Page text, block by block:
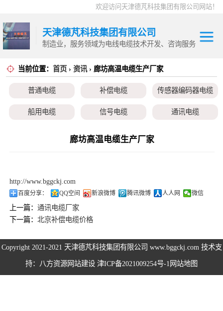
欢迎访问天津德芃科技集团有限公司网站！
天津德芃科技集团有限公司
制造业，服务领域为电线电缆技术开发、咨询服务
当前位置： 首页 › 资讯› 廊坊高温电缆生产厂家
普通电缆 补偿电缆 传感器编码器电缆
船用电缆 信号电缆 通讯电缆
伺服电机、变频电缆
廊坊高温电缆生产厂家
http://www.bggckj.com
百度分享： QQ空间 新浪微博 腾讯微博 人人网 微信
上一篇：通讯电缆厂家
下一篇：北京补偿电缆价格
Copyright 2021-2021 天津德芃科技集团有限公司 www.bggckj.com 技术支
持：八方资源网站建设 津ICP备2021009254号-1 网站地图
普通电缆
补偿电缆
传感器编码器电
通讯电缆
本安电缆
伺服电机、变频
电热电势转换开
电力电缆
控制电缆
高温电缆